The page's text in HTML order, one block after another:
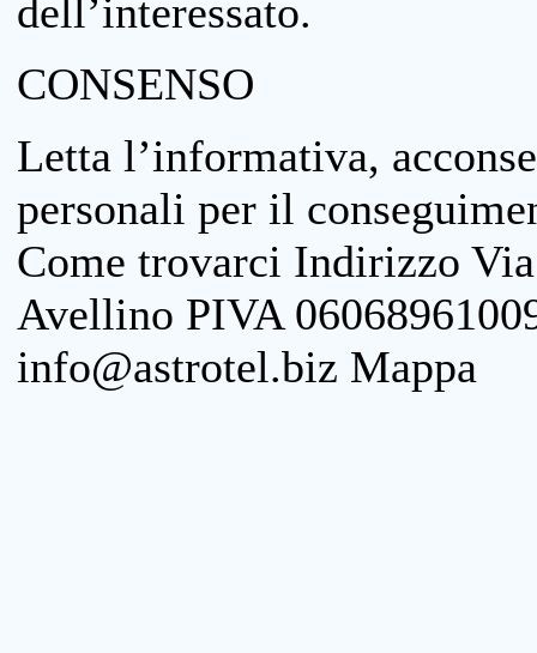
dell’interessato.
CONSENSO
Letta l’informativa,
personali per il
Come trovarci Indirizzo
Avellino PIVA
info@astrotel.biz Mappa